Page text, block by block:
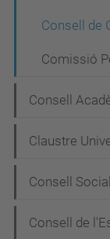
e
a
c
ó
Consell de
Comissió
Consell
Claustre
Consell Social
Consell de